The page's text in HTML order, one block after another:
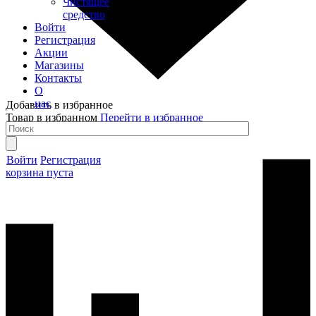
средство
Войти
Регистрация
Акции
Магазины
Контакты
О
нас
Войти Регистрация
корзина пуста
Добавить в избранное
Товар в избранном Перейти в избранное